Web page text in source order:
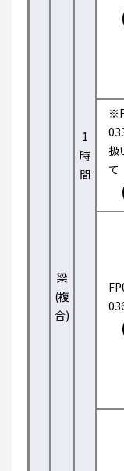
梁
(複
合)
1
時
間
扱
て